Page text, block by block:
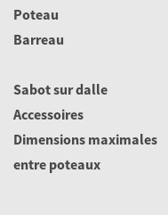
Poteau
Barreau
Sabot sur dalle
Accessoires
Dimensions maximales
entre poteaux